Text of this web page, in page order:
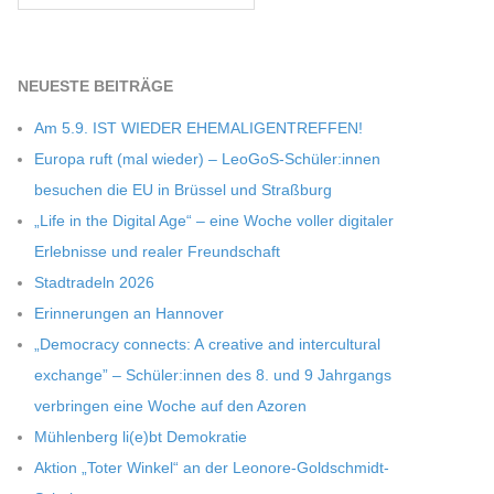
NEU­ESTE BEITRÄGE
Am 5.9. IST WIEDER EHEMALIGENTREFFEN!
Europa ruft (mal wie­der) – LeoGoS-Schüler:innen
besu­chen die EU in Brüs­sel und Straßburg
„Life in the Digi­tal Age“ – eine Woche vol­ler digi­ta­ler
Erleb­nisse und rea­ler Freundschaft
Stadt­ra­deln 2026
Erin­ne­run­gen an Hannover
„Demo­cracy con­nects: A crea­tive and inter­cul­tu­ral
exch­ange” – Schüler:innen des 8. und 9 Jahr­gangs
ver­brin­gen eine Woche auf den Azoren
Müh­len­berg li(e)bt Demokratie
Aktion „Toter Win­kel“ an der Leonore-Goldschmidt-